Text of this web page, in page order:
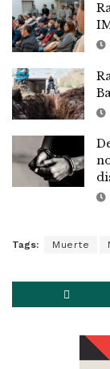
Tags: Muerte